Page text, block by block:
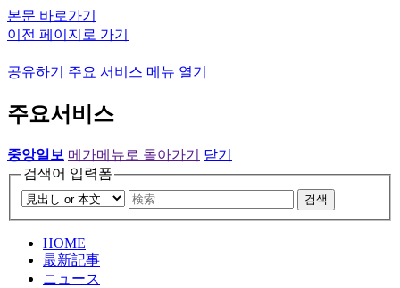
본문 바로가기
이전 페이지로 가기
공유하기 주요 서비스 메뉴 열기
주요서비스
중앙일보 메가메뉴로 돌아가기
닫기
검색어 입력폼
검색
HOME
最新記事
ニュース